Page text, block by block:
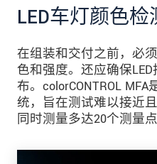
LED车灯颜色检
在组装和交付之前，必
色和强度。还应确保
布。colorCONTROL
统，旨在测试难以接近
同时测量多达20个测量点